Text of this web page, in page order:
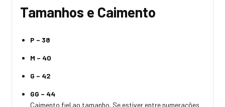
Tamanhos e Caimento
P – 38
M – 40
G – 42
GG – 44
Caimento fiel ao tamanho. Se estiver entre numerações